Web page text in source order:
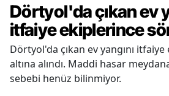
Dörtyol'da çıkan ev
itfaiye ekiplerince
Dörtyol'da çıkan ev yangını
altına alındı. Maddi hasar
sebebi henüz bilinmiyor.